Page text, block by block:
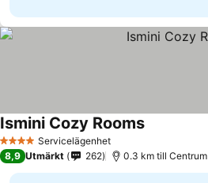
4 StjärnorServicelägenhet
Ismini Cozy Rooms
8,9 Utmärkt 262 0.3 km till Centrum